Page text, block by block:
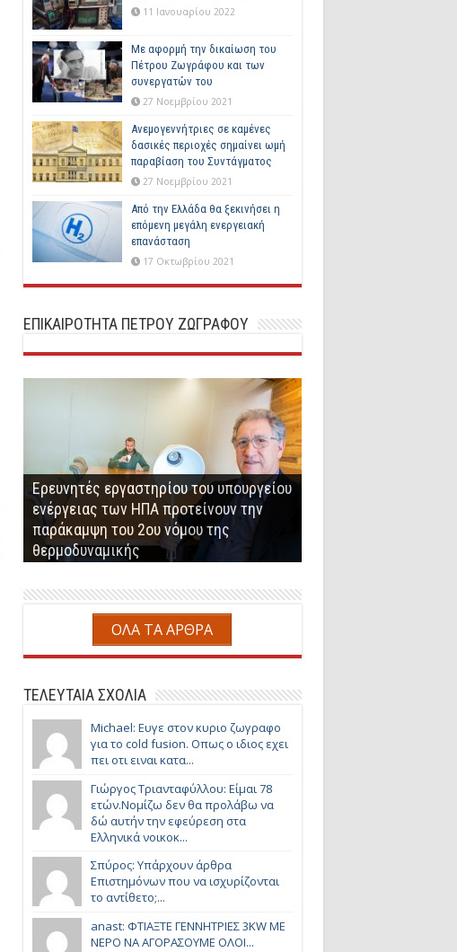
11 Ιανουαρίου 2022
Με αφορμή την δικαίωση του
Πέτρου Ζωγράφου και των
συνεργατών του
27 Νοεμβρίου 2021
Ανεμογεννήτριες σε καμένες
δασικές περιοχές σημαίνει ωμή
παραβίαση του Συντάγματος
27 Νοεμβρίου 2021
Από την Ελλάδα θα ξεκινήσει η
επόμενη μεγάλη ενεργειακή
επανάσταση
17 Οκτωβρίου 2021
ΕΠΙΚΑΙΡΟΤΗΤΑ ΠΕΤΡΟΥ ΖΩΓΡΑΦΟΥ
Ερευνητές εργαστηρίου του υπουργείου
ενέργειας των ΗΠΑ προτείνουν την
παράκαμψη του 2ου νόμου της
θερμοδυναμικής
Μνημόνιο Συνεργασίας μεταξύ ΕΗΑΤΚΣ
και Πέτρου Ζωγράφου
Επαναστατική Μέθοδος Παραγωγής
Συνθετικού Φυσικού Αερίου
Παραγωγή βιοαερίου-βιομεθανίου από
αναερόβια χώνευση αγροτο-
κτηνοτροφικών αποβλήτων
Ο Πέτρος Ζωγράφος παρουσίασε τον
αντιδραστήρα ψυχρής καύσης
ΟΛΑ ΤΑ ΑΡΘΡΑ
ΤΕΛΕΥΤΑΙΑ ΣΧΟΛΙΑ
Michael: Ευγε στον κυριο ζωγραφο
για το cold fusion. Οπως ο ιδιος εχει
πει οτι ειναι κατα...
Γιώργος Τριανταφύλλου: Είμαι 78
ετών.Νομίζω δεν θα προλάβω να
δώ αυτήν την εφεύρεση στα
Ελληνικά νοικοκ...
Σπύρος: Υπάρχουν άρθρα
Επιστημόνων που να ισχυρίζονται
το αντίθετο;...
anast: ΦΤΙΑΞΤΕ ΓΕΝΝΗΤΡΙΕΣ 3KW ΜΕ
ΝΕΡΟ ΝΑ ΑΓΟΡΑΣΟΥΜΕ ΟΛΟΙ...